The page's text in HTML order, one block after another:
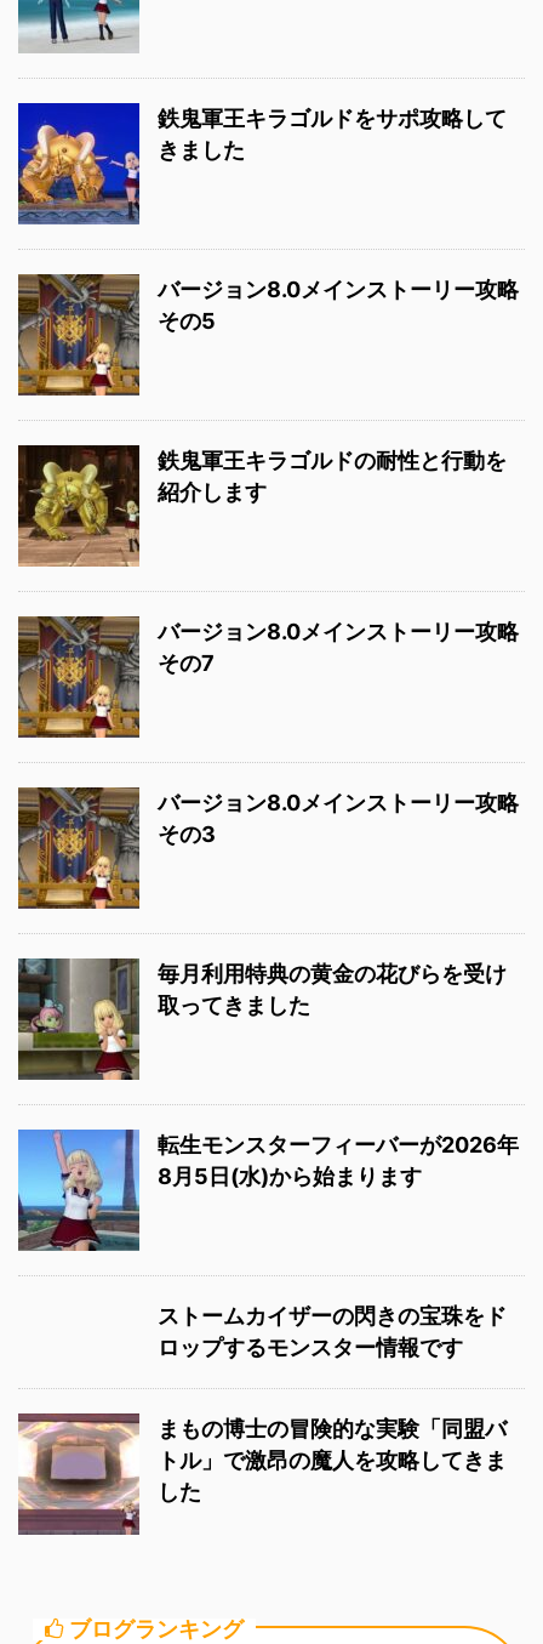
鉄鬼軍王キラゴルドをサポ攻略して
きました
バージョン8.0メインストーリー攻略
その5
鉄鬼軍王キラゴルドの耐性と行動を
紹介します
バージョン8.0メインストーリー攻略
その7
バージョン8.0メインストーリー攻略
その3
毎月利用特典の黄金の花びらを受け
取ってきました
転生モンスターフィーバーが2026年
8月5日(水)から始まります
ストームカイザーの閃きの宝珠をド
ロップするモンスター情報です
まもの博士の冒険的な実験「同盟バ
トル」で激昂の魔人を攻略してきま
した
ブログランキング